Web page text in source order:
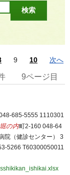
9 10 次へ
9ページ目
685-5555 1110301
堀の内町2-160 048-64
院（健診センター） 3
5266 T60300050011